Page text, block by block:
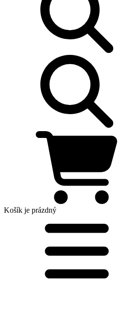
Košík je prázdný